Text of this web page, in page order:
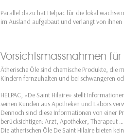
Parallel dazu hat Helpac für die lokal
im Ausland aufgebaut und verlangt von
Vorsichtsmassnahmen
Ätherische Öle sind chemische Produkte, die
Kindern fernzuhalten und bei schwangeren
HELPAC, «De Saint Hilaire» stellt
seinen Kunden aus Apotheken und Labors
Dennoch sind diese Informationen von einer
berücksichtigen: Arzt, Apotheker, Therapeut …
Die ätherischen Öle De Saint Hilaire bieten